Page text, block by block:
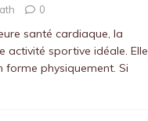
0
santé cardiaque, la
activité sportive idéale. Elle
forme physiquement. Si